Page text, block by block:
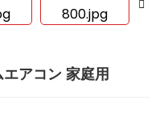
アコン 家庭用